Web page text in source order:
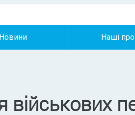
Новини Наші
військових